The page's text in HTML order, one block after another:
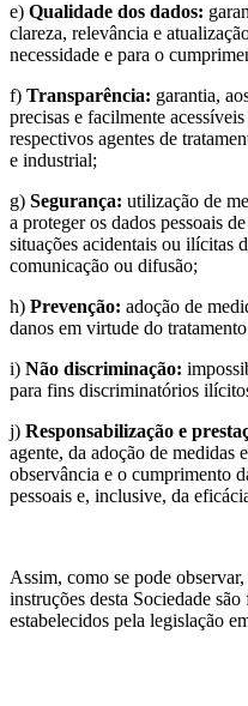
e) Qualidade dos dados:
clareza, relevância e
necessidade e para o
f) Transparência: garantia,
precisas e facilmente
respectivos agentes de
e industrial;
g) Segurança: utilização de
a proteger os dados pessoais
situações acidentais ou ilícitas
comunicação ou difusão;
h) Prevenção: adoção de
danos em virtude do
i) Não discriminação:
para fins discriminatórios
j) Responsabilização e
agente, da adoção de medidas
observância e o cumprimento
pessoais e, inclusive, da
Assim, como se pode
instruções desta Sociedade
estabelecidos pela legislação